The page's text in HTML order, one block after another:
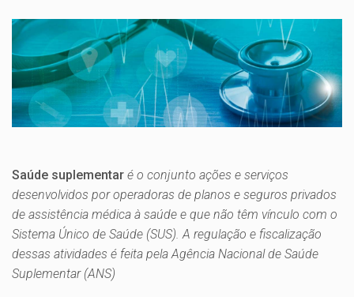
Saúde suplementar é o conjunto ações e serviços
desenvolvidos por operadoras de planos e seguros privados
de assistência médica à saúde e que não têm vínculo com o
Sistema Único de Saúde (SUS). A regulação e fiscalização
dessas atividades é feita pela Agência Nacional de Saúde
Suplementar (ANS)